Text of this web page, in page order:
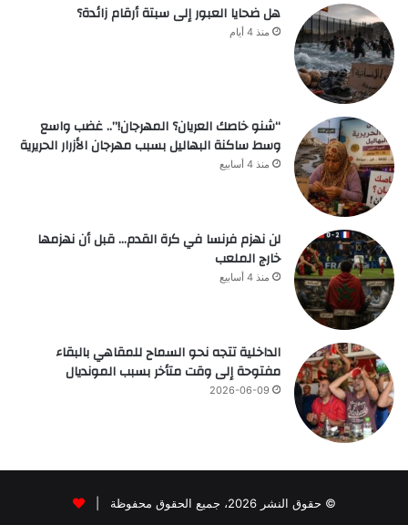
هل ضحايا العبور إلى سبتة أرقام زائدة؟
منذ 4 أيام
“شنو خاصك العريان؟ المهرجان!”.. غضب واسع
وسط ساكنة البهاليل بسبب مهرجان الأزرار الحريرية
منذ 4 أسابيع
لن نهزم فرنسا في كرة القدم… قبل أن نهزمها
خارج الملعب
منذ 4 أسابيع
الداخلية تتجه نحو السماح للمقاهي بالبقاء
مفتوحة إلى وقت متأخر بسبب المونديال
2026-06-09
© حقوق النشر 2026، جميع الحقوق محفوظة |